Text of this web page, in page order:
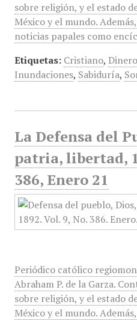
sobre religión, y el estado
México y el mundo.
noticias papales como
Etiquetas: Cristiano, Dinero
Inundaciones, Sabiduría,
La Defensa del
patria, libertad,
386, Enero 21
Periódico católico
Abraham P. de la Garza.
sobre religión, y el estado
México y el mundo.